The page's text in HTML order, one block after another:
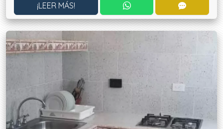
¡LEER MÁS! CONTACTAR POR